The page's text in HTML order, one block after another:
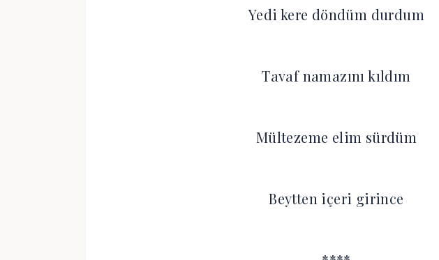
Yedi kere döndüm durdum
Tavaf namazını kıldım
Mültezeme elim sürdüm
Beytten içeri girince